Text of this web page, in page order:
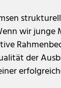
wir junge
der